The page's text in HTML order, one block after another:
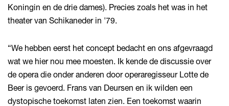
Koningin en de drie dames). Precies zoals het was in het
theater van Schikaneder in '79.
“We hebben eerst het concept bedacht en ons afgevraagd
wat we hier nou mee moesten. Ik kende de discussie over
de opera die onder anderen door operaregisseur Lotte de
Beer is gevoerd. Frans van Deursen en ik wilden een
dystopische toekomst laten zien. Een toekomst waarin